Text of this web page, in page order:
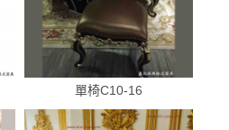
單椅C10-16